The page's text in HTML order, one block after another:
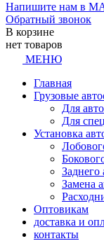
Напишите нам в
Обратный звонок
В корзине
нет товаров
МЕНЮ
Главная
Грузовые
Для
Для
Установка
Заднего
Замена
Оптовикам
доставка и
контакты